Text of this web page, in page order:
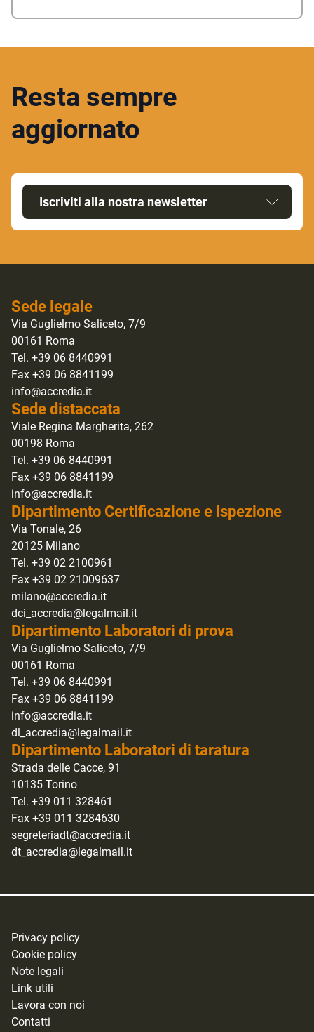
Resta sempre
aggiornato
Iscriviti alla nostra newsletter
Sede legale
Via Guglielmo Saliceto, 7/9
00161 Roma
Tel. +39 06 8440991
Fax +39 06 8841199
info@accredia.it
Sede distaccata
Viale Regina Margherita, 262
00198 Roma
Tel. +39 06 8440991
Fax +39 06 8841199
info@accredia.it
Dipartimento Certificazione e Ispezione
Via Tonale, 26
20125 Milano
Tel. +39 02 2100961
Fax +39 02 21009637
milano@accredia.it
dci_accredia@legalmail.it
Dipartimento Laboratori di prova
Via Guglielmo Saliceto, 7/9
00161 Roma
Tel. +39 06 8440991
Fax +39 06 8841199
info@accredia.it
dl_accredia@legalmail.it
Dipartimento Laboratori di taratura
Strada delle Cacce, 91
10135 Torino
Tel. +39 011 328461
Fax +39 011 3284630
segreteriadt@accredia.it
dt_accredia@legalmail.it
Privacy policy
Cookie policy
Note legali
Link utili
Lavora con noi
Contatti